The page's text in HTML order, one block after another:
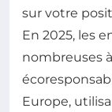
sur votre
En 2025, les
nombreuses
Europe,